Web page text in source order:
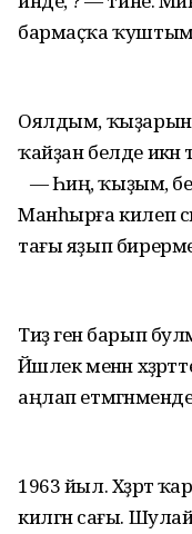
бармаҫҡа ҡуштым,
Оялдым,
ҡайҙан белде
— Һиңә, ҡыҙым,
Манһырға килеп
тағы яҙып
Тиҙ генә барып
Йәшлек менән
аңлап
1963 йыл. Хәҙрәт
килгән сағы. Шулай